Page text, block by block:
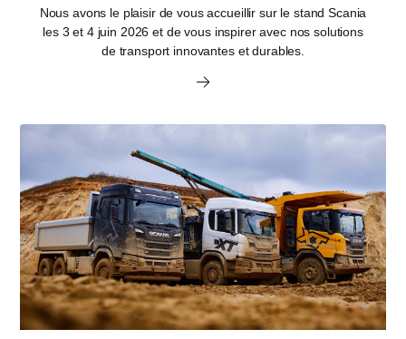
Nous avons le plaisir de vous accueillir sur le stand Scania
les 3 et 4 juin 2026 et de vous inspirer avec nos solutions
de transport innovantes et durables.